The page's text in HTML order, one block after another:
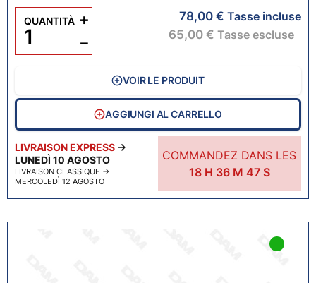
LIVRAISON EXPRESS →
LUNEDÌ 10 AGOSTO
LIVRAISON CLASSIQUE →
MERCOLEDÌ 12 AGOSTO
COMMANDEZ DANS LES
18H 36M 46 S
78,00 € Tasse incluse
65,00 € Tasse escluse
QUANTITÀ
−
+
VOIR LE PRODUIT
AGGIUNGI AL CARRELLO